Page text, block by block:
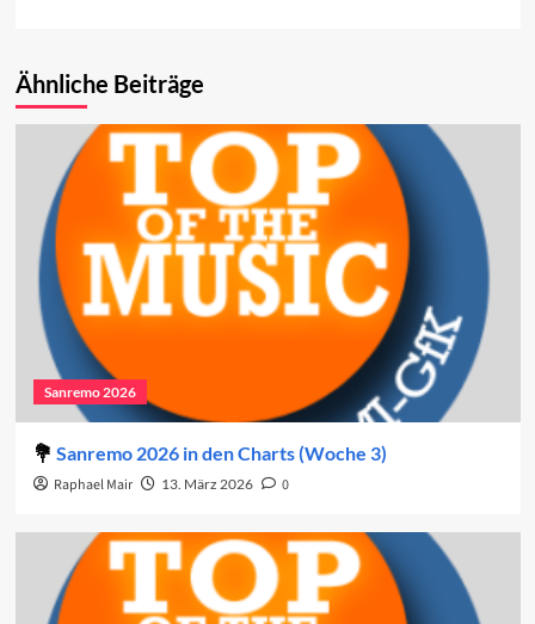
Ähnliche Beiträge
Sanremo 2026
Sanremo 2026 in den Charts (Woche 3)
Raphael Mair 13. März 2026 0